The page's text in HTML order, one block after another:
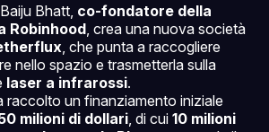
Bhatt, co-fondatore della
Robinhood , crea una nuova società
, che punta a raccogliere
nello spazio e trasmetterla sulla
laser a infrarossi.
raccolto un finanziamento iniziale
milioni di dollari , di cui 10 milioni